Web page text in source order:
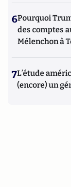
6Pourquoi
des comptes
Mélenchon à
7L’étude
(encore) un